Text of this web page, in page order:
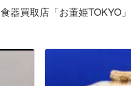
食器買取店「お董姫TOKYO